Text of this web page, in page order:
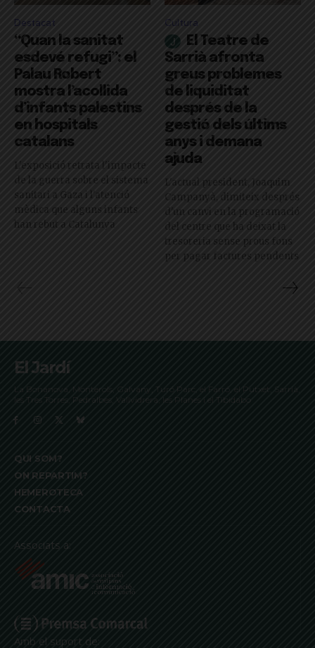
Destacat
“Quan la sanitat
esdevé refugi”: el
Palau Robert
mostra l’acollida
d’infants palestins
en hospitals
catalans
L'exposició retrata l'impacte
de la guerra sobre el sistema
sanitari a Gaza i l'atenció
mèdica que alguns infants
han rebut a Catalunya
Cultura
El Teatre de
Sarrià afronta
greus problemes
de liquiditat
després de la
gestió dels últims
anys i demana
ajuda
L'actual president, Joaquim
Campanyà, dimiteix després
d'un canvi en la programació
del centre que ha deixat la
tresoreria sense prous fons
per pagar factures pendents
El Jardí
La Bonanova, Monterols, Galvany, Turó Parc, el Farró, el Putxet, Sarrià,
les Tres Torres, Pedralbes, Vallvidrera, les Planes i el Tibidabo
QUI SOM?
ON REPARTIM?
HEMEROTECA
CONTACTA
Associats a:
Amb el suport de: